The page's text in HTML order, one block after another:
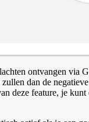
ontvangen via
dan de
deze feature, je